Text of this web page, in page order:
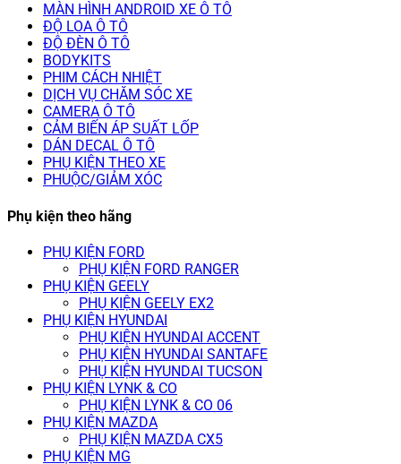
MÀN HÌNH ANDROID XE Ô TÔ
ĐỘ LOA Ô TÔ
ĐỘ ĐÈN Ô TÔ
BODYKITS
PHIM CÁCH NHIỆT
DỊCH VỤ CHĂM SÓC XE
CAMERA Ô TÔ
CẢM BIẾN ÁP SUẤT LỐP
DÁN DECAL Ô TÔ
PHỤ KIỆN THEO XE
PHUỘC/GIẢM XÓC
Phụ kiện theo hãng
PHỤ KIỆN FORD
PHỤ KIỆN FORD RANGER
PHỤ KIỆN GEELY
PHỤ KIỆN GEELY EX2
PHỤ KIỆN HYUNDAI
PHỤ KIỆN HYUNDAI ACCENT
PHỤ KIỆN HYUNDAI SANTAFE
PHỤ KIỆN HYUNDAI TUCSON
PHỤ KIỆN LYNK & CO
PHỤ KIỆN LYNK & CO 06
PHỤ KIỆN MAZDA
PHỤ KIỆN MAZDA CX5
PHỤ KIỆN MG